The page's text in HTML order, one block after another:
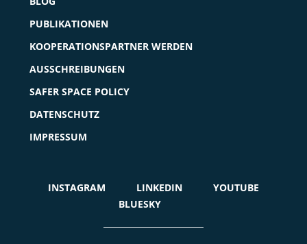
PUBLIKATIONEN
KOOPERATIONSPARTNER WERDEN
AUSSCHREIBUNGEN
SAFER SPACE POLICY
DATENSCHUTZ
IMPRESSUM
INSTAGRAM LINKEDIN
YOUTUBE
BLUESKY